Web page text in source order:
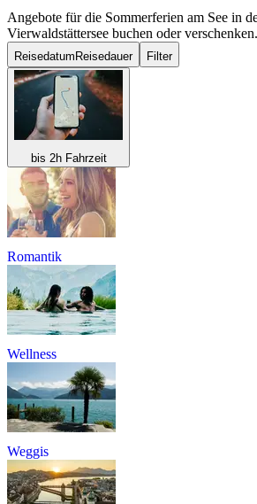
Angebote für die Sommerferien am See in
Vierwaldstättersee buchen oder verschenken.
Reisedatum Reisedauer Filter
bis 2h Fahrzeit
Romantik
Wellness
Weggis